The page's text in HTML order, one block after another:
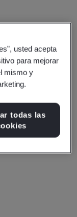
usted acepta
para mejorar
mismo y
todas las